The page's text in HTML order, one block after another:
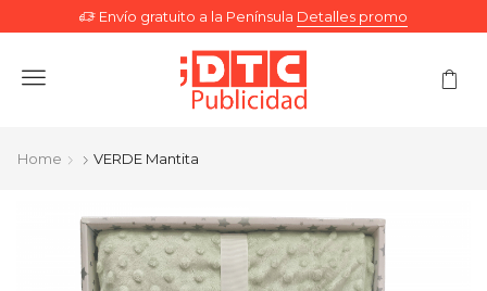
Envío gratuito a la Península Detalles promo
Menu
Home VERDE Mantita